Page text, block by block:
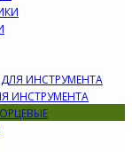
ИНСТРУМЕНТА